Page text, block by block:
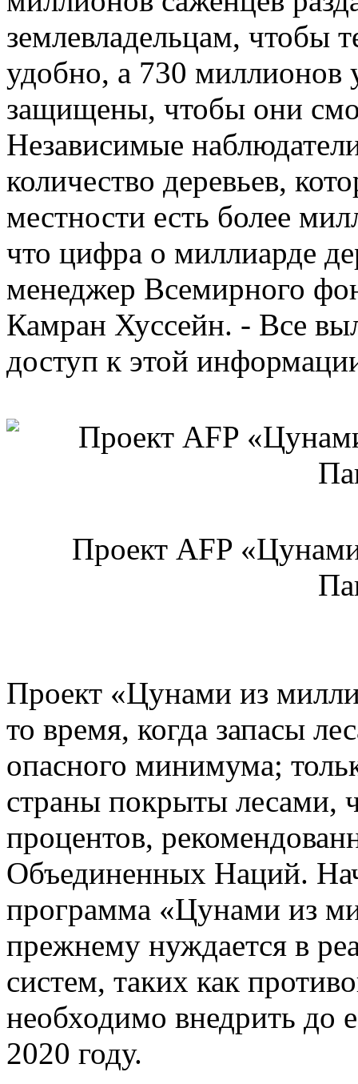
землевладельцам, чтобы
удобно, а 730 миллионов
защищены, чтобы они
Независимые
количество деревьев,
местности есть более
что цифра о миллиарде
менеджер Всемирного
Камран Хуссейн. - Все
доступ к этой
Проект AFP
Проект «Цунами из
то время, когда запасы
опасного минимума;
страны покрыты лесами,
процентов,
Объединенных Наций.
программа «Цунами из
прежнему нуждается в
систем, таких как
необходимо внедрить до
2020 году.